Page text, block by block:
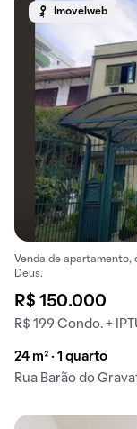
Imovelweb
Venda de apartamento,
Deus.
R$ 150.000
R$ 199 Condo. +
24 m² · 1 quarto
Rua Barão do